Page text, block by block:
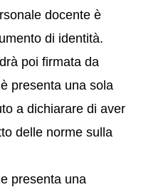
docente è
di identità.
poi firmata da
presenta una sola
a dichiarare di aver
delle norme sulla
presenta una